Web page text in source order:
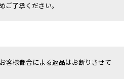
ご了承ください。
客様都合による返品はお断りさせて